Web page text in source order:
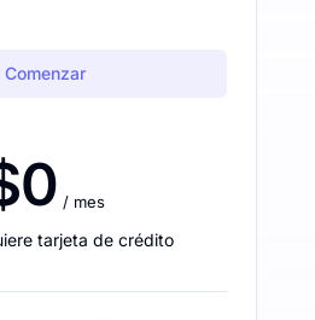
Comenzar
/ mes
tarjeta de crédito